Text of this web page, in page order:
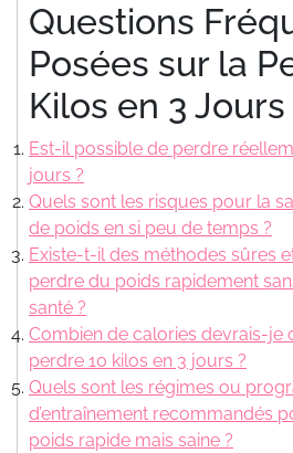
Questions
Posées sur la
Kilos en 3 Jours
Est-il possible de perdre
jours ?
Quels sont les risques pour la
de poids en si peu de temps ?
Existe-t-il des méthodes sûres
perdre du poids rapidement
santé ?
Combien de calories devrais-
perdre 10 kilos en 3 jours ?
Quels sont les régimes ou
d’entraînement recommandés
poids rapide mais saine ?